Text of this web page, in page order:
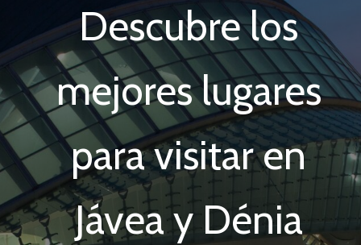
Descubre los
mejores lugares
para visitar en
Jávea y Dénia